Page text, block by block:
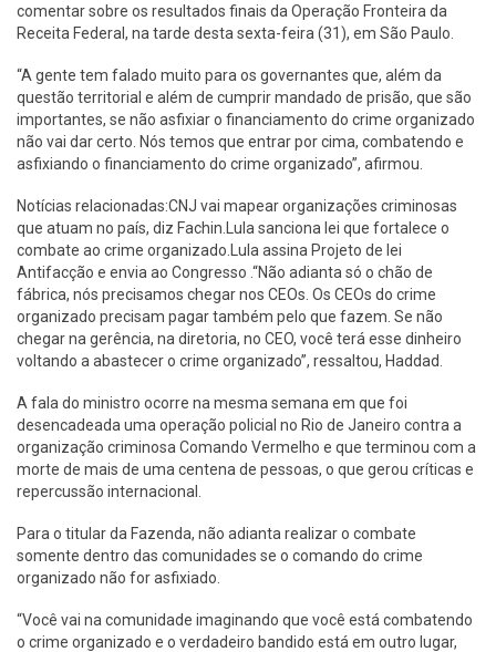
comentar sobre os resultados finais da Operação Fronteira da
Receita Federal, na tarde desta sexta-feira (31), em São Paulo.
“A gente tem falado muito para os governantes que, além da
questão territorial e além de cumprir mandado de prisão, que são
importantes, se não asfixiar o financiamento do crime organizado
não vai dar certo. Nós temos que entrar por cima, combatendo e
asfixiando o financiamento do crime organizado”, afirmou.
Notícias relacionadas:CNJ vai mapear organizações criminosas
que atuam no país, diz Fachin.Lula sanciona lei que fortalece o
combate ao crime organizado.Lula assina Projeto de lei
Antifacção e envia ao Congresso .“Não adianta só o chão de
fábrica, nós precisamos chegar nos CEOs. Os CEOs do crime
organizado precisam pagar também pelo que fazem. Se não
chegar na gerência, na diretoria, no CEO, você terá esse dinheiro
voltando a abastecer o crime organizado”, ressaltou, Haddad.
A fala do ministro ocorre na mesma semana em que foi
desencadeada uma operação policial no Rio de Janeiro contra a
organização criminosa Comando Vermelho e que terminou com a
morte de mais de uma centena de pessoas, o que gerou críticas e
repercussão internacional.
Para o titular da Fazenda, não adianta realizar o combate
somente dentro das comunidades se o comando do crime
organizado não for asfixiado.
“Você vai na comunidade imaginando que você está combatendo
o crime organizado e o verdadeiro bandido está em outro lugar,